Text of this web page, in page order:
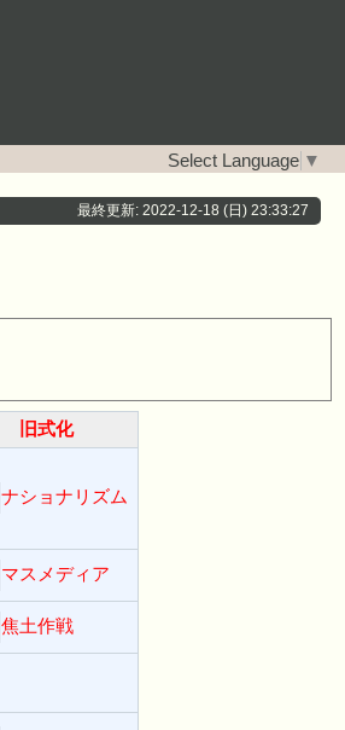
Select Language ▼
最終更新: 2022-12-18 (日) 23:33:27
旧式化
ナショナリズム
マスメディア
焦土作戦